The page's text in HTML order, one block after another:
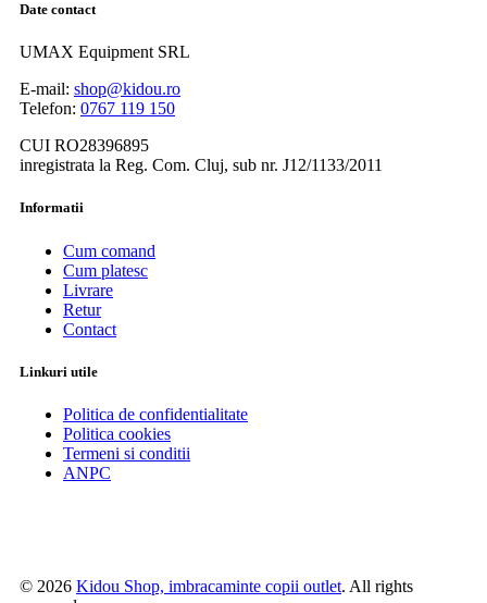
Date contact
UMAX Equipment SRL
E-mail: shop@kidou.ro
Telefon: 0767 119 150
CUI RO28396895
inregistrata la Reg. Com. Cluj, sub nr. J12/1133/2011
Informatii
Cum comand
Cum platesc
Livrare
Retur
Contact
Linkuri utile
Politica de confidentialitate
Politica cookies
Termeni si conditii
ANPC
© 2026 Kidou Shop, imbracaminte copii outlet. All rights